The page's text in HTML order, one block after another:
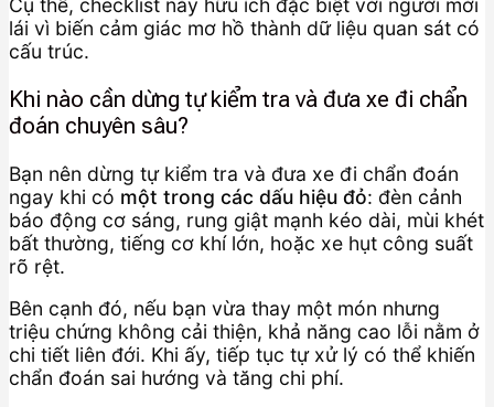
Cụ thể, checklist này hữu ích đặc biệt với người mới
lái vì biến cảm giác mơ hồ thành dữ liệu quan sát có
cấu trúc.
Khi nào cần dừng tự kiểm tra và đưa xe đi chẩn
đoán chuyên sâu?
Bạn nên dừng tự kiểm tra và đưa xe đi chẩn đoán
ngay khi có một trong các dấu hiệu đỏ: đèn cảnh
báo động cơ sáng, rung giật mạnh kéo dài, mùi khét
bất thường, tiếng cơ khí lớn, hoặc xe hụt công suất
rõ rệt.
Bên cạnh đó, nếu bạn vừa thay một món nhưng
triệu chứng không cải thiện, khả năng cao lỗi nằm ở
chi tiết liên đới. Khi ấy, tiếp tục tự xử lý có thể khiến
chẩn đoán sai hướng và tăng chi phí.